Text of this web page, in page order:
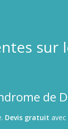
de
Devis gratuit avec